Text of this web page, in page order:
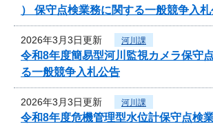
） 保守点検業務に関する一般競争入
2026年3月3日更新 河川課
令和8年度簡易型河川監視カメラ保守
る一般競争入札公告
2026年3月3日更新 河川課
令和8年度危機管理型水位計保守点検